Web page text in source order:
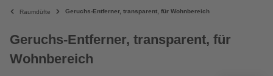
Raumdüfte Geruchs-Entferner, transparent, für Wohnbereich
Geruchs-Entferner, transparent, für
Wohnbereich